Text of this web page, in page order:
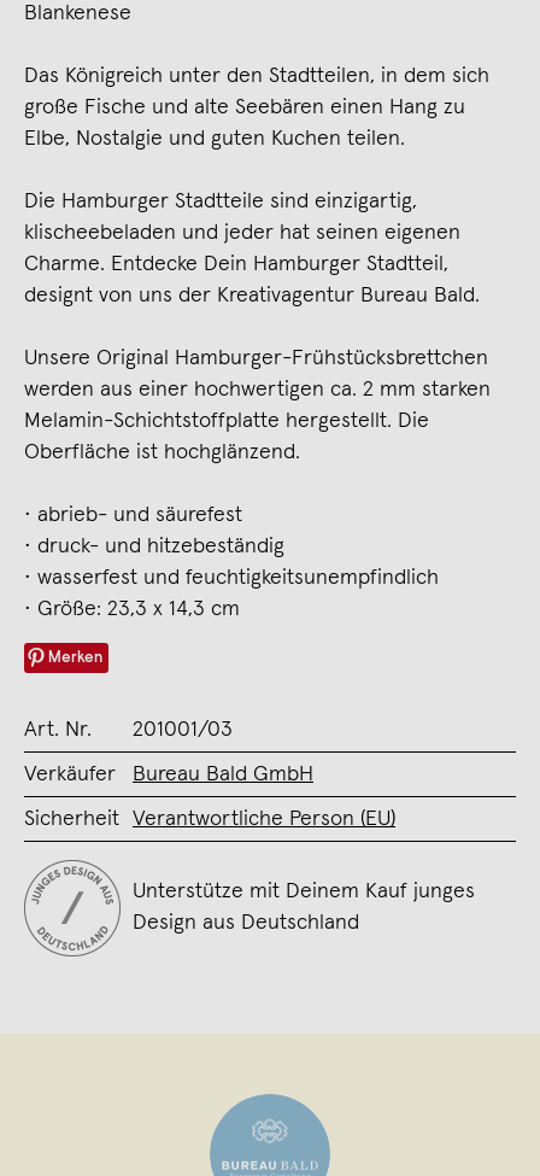
Blankenese
Das Königreich unter den Stadtteilen, in dem sich
große Fische und alte Seebären einen Hang zu
Elbe, Nostalgie und guten Kuchen teilen.
Die Hamburger Stadtteile sind einzigartig,
klischeebeladen und jeder hat seinen eigenen
Charme. Entdecke Dein Hamburger Stadtteil,
designt von uns der Kreativagentur Bureau Bald.
Unsere Original Hamburger-Frühstücksbrettchen
werden aus einer hochwertigen ca. 2 mm starken
Melamin-Schichtstoffplatte hergestellt. Die
Oberfläche ist hochglänzend.
• abrieb- und säurefest
• druck- und hitzebeständig
• wasserfest und feuchtigkeitsunempfindlich
• Größe: 23,3 x 14,3 cm
Merken
Art. Nr. 201001/03
Verkäufer Bureau Bald GmbH
Sicherheit Verantwortliche Person (EU)
Unterstütze mit Deinem Kauf junges
Design aus Deutschland